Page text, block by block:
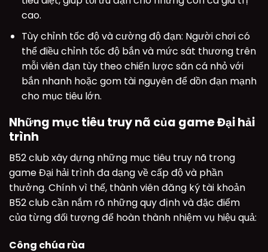
cao.
Tùy chỉnh tốc độ và cường độ đạn: Người chơi có
thể điều chỉnh tốc độ bắn và mức sát thương trên
mỗi viên đạn tùy theo chiến lược săn cá nhỏ với
bắn nhanh hoặc gom tài nguyên để dồn đạn mạnh
cho mục tiêu lớn.
Những mục tiêu truy nã của game Đại hải
trình
B52 club xây dựng những mục tiêu truy nã trong
game Đại hải trình đa dạng về cấp độ và phần
thưởng. Chính vì thế, thành viên đăng ký tài khoản
B52 club cần nắm rõ những quy định và đặc điểm
của từng đối tượng để hoàn thành nhiệm vụ hiệu quả:
Công chúa rùa